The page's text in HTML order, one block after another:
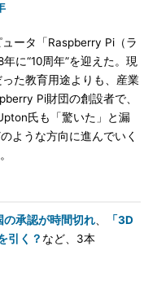
ータ「Raspberry Pi（ラ
に“10周年”を迎えた。現
た教育用途よりも、産業
Pi財団の創設者で、
氏も「驚いた」と漏
ような方向に進んでいく
承認が時間切れ
「3D
引く？ など、3本